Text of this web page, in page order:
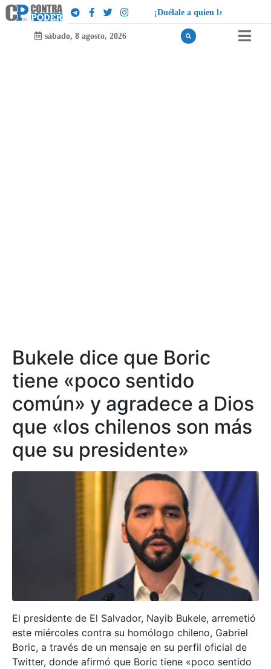
¡Duélale a quien le
sábado, 8 agosto, 2026
Bukele dice que Boric
tiene «poco sentido
común» y agradece a Dios
que «los chilenos son más
que su presidente»
El presidente de El Salvador, Nayib Bukele, arremetió
este miércoles contra su homólogo chileno, Gabriel
Boric, a través de un mensaje en su perfil oficial de
Twitter, donde afirmó que Boric tiene «poco sentido